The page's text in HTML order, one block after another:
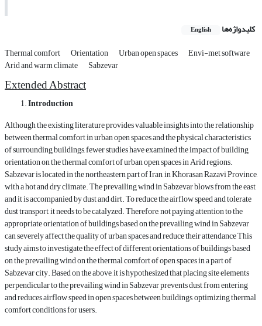
کلیدواژه‌ها English
Thermal comfort Orientation Urban open spaces Envi-met software
Arid and warm climate Sabzevar
Extended Abstract
Introduction
Although the existing literature provides valuable insights into the relationship
between thermal comfort in urban open spaces and the physical characteristics
of surrounding buildings, fewer studies have examined the impact of building
orientation on the thermal comfort of urban open spaces in Arid regions.
Sabzevar is located in the northeastern part of Iran, in Khorasan Razavi Province,
with a hot and dry climate. The prevailing wind in Sabzevar blows from the east,
and it is accompanied by dust and dirt. To reduce the airflow speed and tolerate
dust transport, it needs to be catalyzed. Therefore, not paying attention to the
appropriate orientation of buildings based on the prevailing wind in Sabzevar
can severely affect the quality of urban spaces and reduce their attendance This
study aims to investigate the effect of different orientations of buildings based
on the prevailing wind on the thermal comfort of open spaces in a part of
Sabzevar city. Based on the above, it is hypothesized that placing site elements
perpendicular to the prevailing wind in Sabzevar prevents dust from entering
and reduces airflow speed in open spaces between buildings, optimizing thermal
comfort conditions for users.